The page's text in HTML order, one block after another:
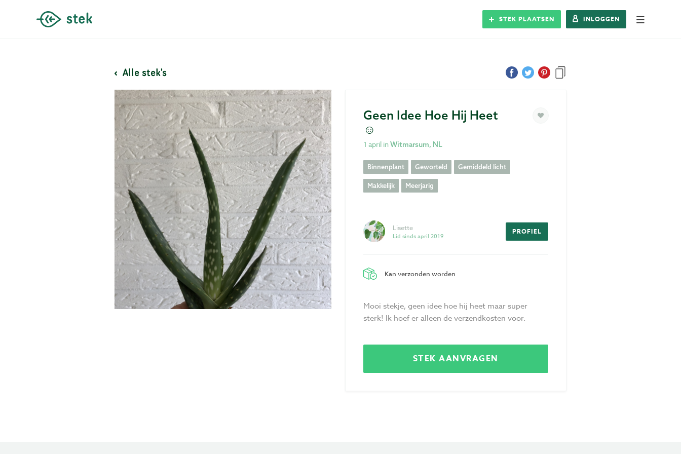
STEK PLAATSEN INLOGGEN
Privacy
Alle stek's
Geen Idee Hoe Hij Heet
☺️
1 april inWitmarsum, NL
Binnenplant Geworteld Gemiddeld licht
Makkelijk Meerjarig
Lisette
Lid sinds april 2019
PROFIEL
Kan verzonden worden
Mooi stekje, geen idee hoe hij heet maar super
sterk! Ik hoef er alleen de verzendkosten voor.
STEK AANVRAGEN